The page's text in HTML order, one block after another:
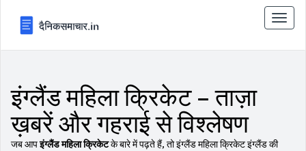
टॉगल
से
इंग्लैंड महिला क्रिकेट – ताज़ा
ख़बरें और गहराई से विश्लेषण
जब आपइंग्लैंड महिला क्रिकेटके बारे में पढ़ते हैं, तोइंग्लैंड महिला क्रिकेटइंग्लैंड की